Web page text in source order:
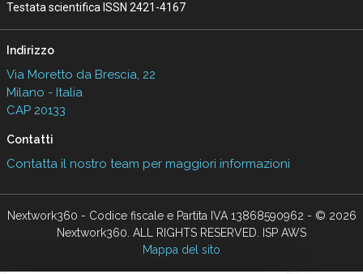
Testata scientifica ISSN 2421-4167
Indirizzo
Via Moretto da Brescia, 22
Milano - Italia
CAP 20133
Contatti
Contatta il nostro team per maggiori informazioni
Nextwork360 - Codice fiscale e Partita IVA 13868590962 - © 2026
Nextwork360. ALL RIGHTS RESERVED. ISP AWS
Mappa del sito